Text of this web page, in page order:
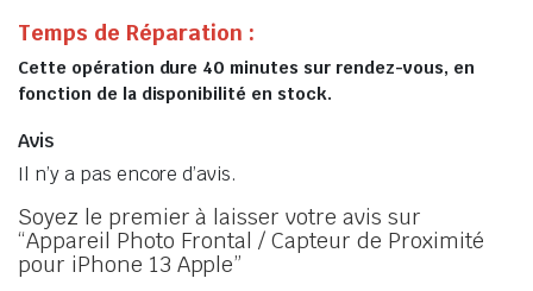
Temps de Réparation :
Cette opération dure 40 minutes sur rendez-vous, en
fonction de la disponibilité en stock.
Avis
Il n’y a pas encore d’avis.
Soyez le premier à laisser votre avis sur
“Appareil Photo Frontal / Capteur de Proximité
pour iPhone 13 Apple”